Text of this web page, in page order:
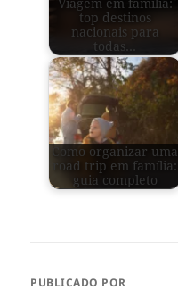
Viagem em família:
top destinos
nacionais para
todas…
Como organizar uma
road trip em família:
guia completo
PUBLICADO POR